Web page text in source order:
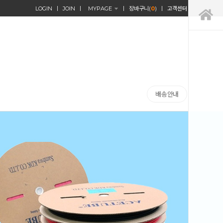
LOGIN JOIN MYPAGE 장바구니(0) 고객센터
배송안내